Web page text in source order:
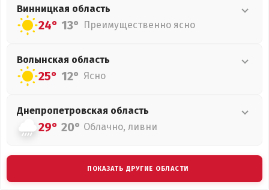
Винницкая область
24° 13° Преимущественно ясно
Волынская область
25° 12° Ясно
Днепропетровская область
29° 20° Облачно, ливни
ПОКАЗАТЬ ДРУГИЕ ОБЛАСТИ